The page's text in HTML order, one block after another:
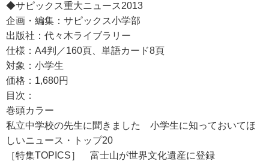
◆サピックス重大ニュース2013
企画・編集：サピックス小学部
出版社：代々木ライブラリー
仕様：A4判／160頁、単語カード8頁
対象：小学生
価格：1,680円
目次：
巻頭カラー
私立中学校の先生に聞きました 小学生に知っておいてほ
しいニュース・トップ20
［特集TOPICS］ 富士山が世界文化遺産に登録